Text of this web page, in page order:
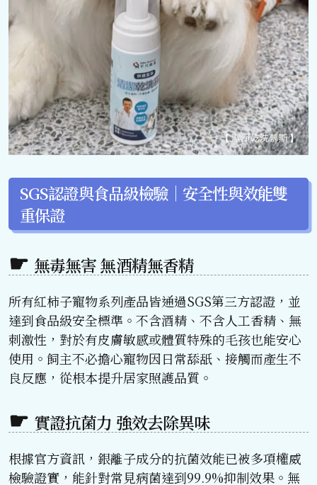
SGS認證與食品級檢驗｜安全性與效能雙
重保證
無毒無害 無酒精無香精
所有紅柿子寵物系列產品皆通過SGS第三方認證，並
達到食品級安全標準。不含酒精、不含人工香精、無
刺激性，對於有皮膚敏感或體質特殊的毛孩也能安心
使用。飼主不必擔心寵物因日常舔舐、接觸而產生不
良反應，從根本提升居家照護品質。
實證抗菌力 強效去除異味
根據官方資訊，銀離子成分的抗菌效能已被多項權威
檢驗證實，能針對常見病菌達到99.9%抑制效果。無